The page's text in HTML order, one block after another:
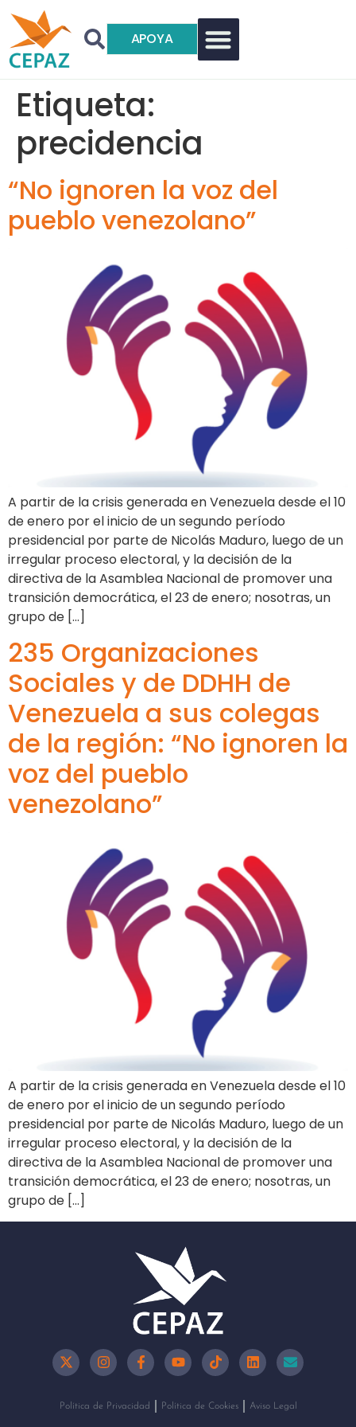
APOYA
Etiqueta:
precidencia
“No ignoren la voz del
pueblo venezolano”
A partir de la crisis generada en Venezuela desde el 10
de enero por el inicio de un segundo período
presidencial por parte de Nicolás Maduro, luego de un
irregular proceso electoral, y la decisión de la
directiva de la Asamblea Nacional de promover una
transición democrática, el 23 de enero; nosotras, un
grupo de […]
235 Organizaciones
Sociales y de DDHH de
Venezuela a sus colegas
de la región: “No ignoren la
voz del pueblo
venezolano”
A partir de la crisis generada en Venezuela desde el 10
de enero por el inicio de un segundo período
presidencial por parte de Nicolás Maduro, luego de un
irregular proceso electoral, y la decisión de la
directiva de la Asamblea Nacional de promover una
transición democrática, el 23 de enero; nosotras, un
grupo de […]
Política de Privacidad Política de Cookies Aviso Legal